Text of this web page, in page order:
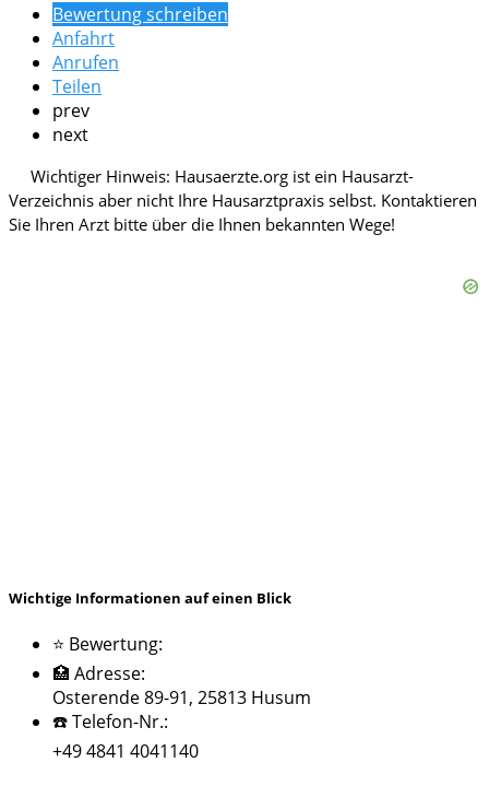
Bewertung schreiben
Anfahrt
Anrufen
Teilen
prev
next
Wichtige Informationen auf einen Blick
⭐ Bewertung:
🏥 Adresse:
Osterende 89-91, 25813 Husum
☎️ Telefon-Nr.:
+49 4841 4041140